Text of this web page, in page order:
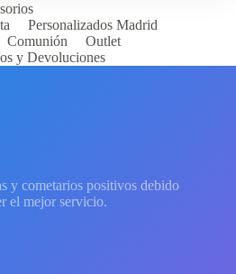
Personalizados Madrid
Comunión
Outlet
y Devoluciones
y cometarios positivos debido
el mejor servicio.